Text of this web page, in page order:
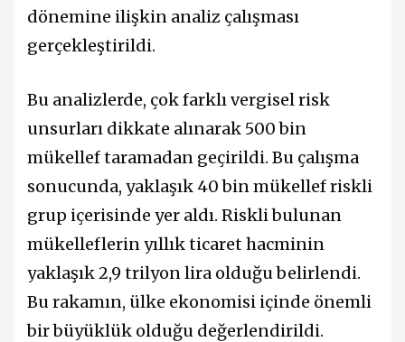
dönemine ilişkin analiz çalışması
gerçekleştirildi.
Bu analizlerde, çok farklı vergisel risk
unsurları dikkate alınarak 500 bin
mükellef taramadan geçirildi. Bu çalışma
sonucunda, yaklaşık 40 bin mükellef riskli
grup içerisinde yer aldı. Riskli bulunan
mükelleflerin yıllık ticaret hacminin
yaklaşık 2,9 trilyon lira olduğu belirlendi.
Bu rakamın, ülke ekonomisi içinde önemli
bir büyüklük olduğu değerlendirildi.